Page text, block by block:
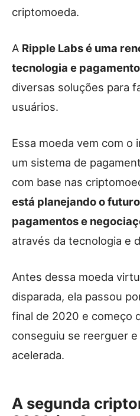
criptomoeda.
A Ripple Labs é uma
tecnologia e
diversas soluções para
usuários.
Essa moeda vem com
um sistema de
com base nas
está planejando o
pagamentos e
através da tecnologia e
Antes dessa moeda
disparada, ela passou
final de 2020 e começo
conseguiu se reerguer
acelerada.
A segunda